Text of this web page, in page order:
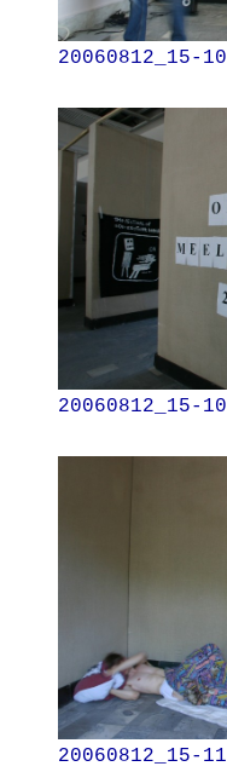
20060812_15-
20060812_15-
20060812_15-